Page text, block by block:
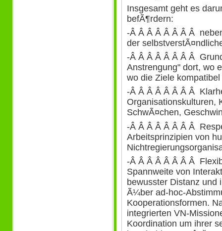
Insgesamt geht es
befÃ¶rdern:
-Â Â Â Â Â Â Â Â
der
-Â Â Â Â Â Â Â Â
Anstrengung" dort, wo
wo die Ziele
-Â Â Â Â Â Â Â Â
Organisationskulturen,
SchwÃ¤chen,
-Â Â Â Â Â Â Â Â
Arbeitsprinzipien von
-Â Â Â Â Â Â Â Â
Spannweite von
bewusster Distanz und
Ã¼ber ad-hoc-
Kooperationsformen.
integrierten VN-
Koordination um ihrer